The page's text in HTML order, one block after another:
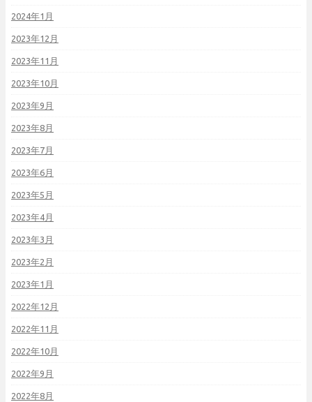
2024年1月
2023年12月
2023年11月
2023年10月
2023年9月
2023年8月
2023年7月
2023年6月
2023年5月
2023年4月
2023年3月
2023年2月
2023年1月
2022年12月
2022年11月
2022年10月
2022年9月
2022年8月